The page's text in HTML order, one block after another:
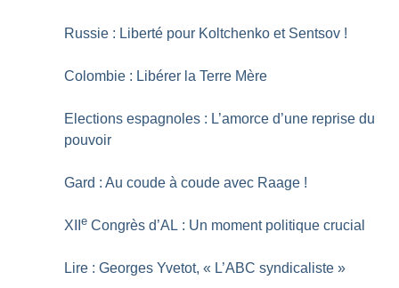
Russie : Liberté pour Koltchenko et Sentsov !
Colombie : Libérer la Terre Mère
Elections espagnoles : L’amorce d’une reprise du
pouvoir
Gard : Au coude à coude avec Raage !
XIIe Congrès d’AL : Un moment politique crucial
Lire : Georges Yvetot, « L’ABC syndicaliste »